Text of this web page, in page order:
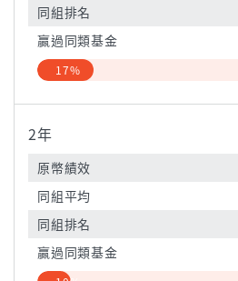
同組排名
贏過同類基金
17%
2年
原幣績效
同組平均
同組排名
贏過同類基金